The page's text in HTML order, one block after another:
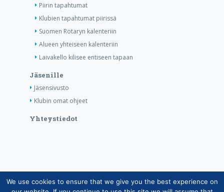
Piirin tapahtumat
Klubien tapahtumat piirissä
Suomen Rotaryn kalenteriin
Alueen yhteiseen kalenteriin
Laivakello kilisee entiseen tapaan
Jäsenille
Jäsensivusto
Klubin omat ohjeet
Yhteystiedot
Copyright © Suomen Rotarypalvelu ry 2026 |
We use cookies to ensure that we give you the best experience on